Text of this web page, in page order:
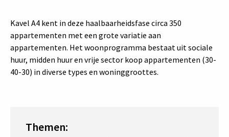
Kavel A4 kent in deze haalbaarheidsfase circa 350
appartementen met een grote variatie aan
appartementen. Het woonprogramma bestaat uit sociale
huur, midden huur en vrije sector koop appartementen (30-
40-30) in diverse types en woninggroottes.
Themen: